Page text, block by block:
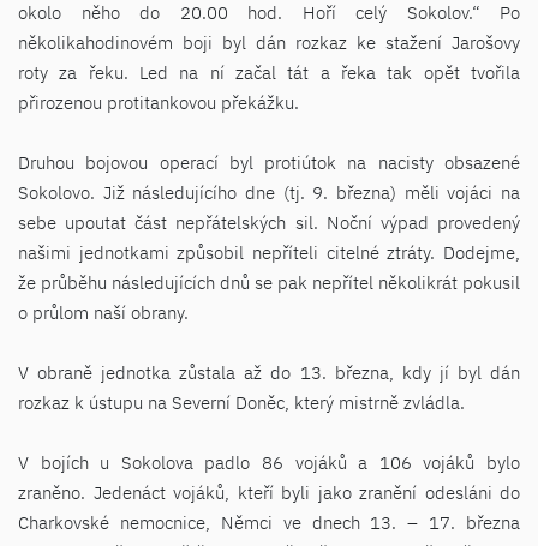
okolo něho do 20.00 hod. Hoří celý Sokolov.“ Po
několikahodinovém boji byl dán rozkaz ke stažení Jarošovy
roty za řeku. Led na ní začal tát a řeka tak opět tvořila
přirozenou protitankovou překážku.
Druhou bojovou operací byl protiútok na nacisty obsazené
Sokolovo. Již následujícího dne (tj. 9. března) měli vojáci na
sebe upoutat část nepřátelských sil. Noční výpad provedený
našimi jednotkami způsobil nepříteli citelné ztráty. Dodejme,
že průběhu následujících dnů se pak nepřítel několikrát pokusil
o průlom naší obrany.
V obraně jednotka zůstala až do 13. března, kdy jí byl dán
rozkaz k ústupu na Severní Doněc, který mistrně zvládla.
V bojích u Sokolova padlo 86 vojáků a 106 vojáků bylo
zraněno. Jedenáct vojáků, kteří byli jako zranění odesláni do
Charkovské nemocnice, Němci ve dnech 13. – 17. března